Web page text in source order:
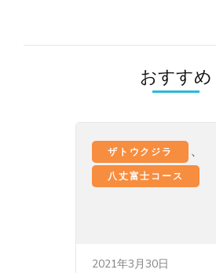
シ
おすすめ
ザトウクジラ 、
八丈富士コース
2021年3月30日